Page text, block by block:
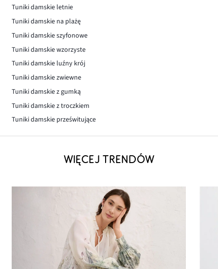
Tuniki damskie letnie
Tuniki damskie na plażę
Tuniki damskie szyfonowe
Tuniki damskie wzorzyste
Tuniki damskie luźny krój
Tuniki damskie zwiewne
Tuniki damskie z gumką
Tuniki damskie z troczkiem
Tuniki damskie prześwitujące
WIĘCEJ TRENDÓW